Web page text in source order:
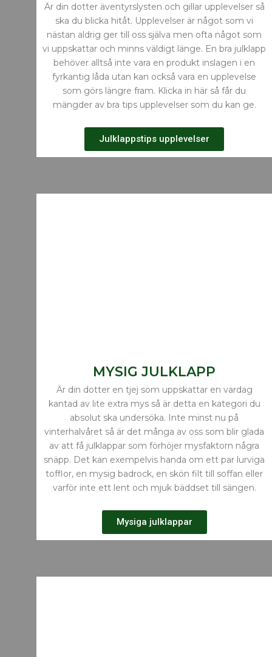
Är din dotter äventyrslysten och gillar upplevelser så
ska du blicka hitåt. Upplevelser är något som vi
nästan aldrig ger till oss själva men ofta något som
vi uppskattar och minns väldigt länge. En bra julklapp
behöver alltså inte vara en produkt inslagen i en
fyrkantig låda utan kan också vara en upplevelse
som görs längre fram. Klicka in här så får du
mängder av bra tips upplevelser som du kan ge.
Julklappstips upplevelser
MYSIG JULKLAPP
Är din dotter en tjej som uppskattar en vardag
kantad av lite extra mys så är detta en kategori du
absolut ska undersöka. Inte minst nu på
vinterhalvåret så är det många av oss som blir glada
av att få julklappar som förhöjer mysfaktorn några
snäpp. Det kan exempelvis handa om ett par lurviga
tofflor, en mysig badrock, en skön filt till soffan eller
varför inte ett lent och mjuk bäddset till sängen.
Mysiga julklappar